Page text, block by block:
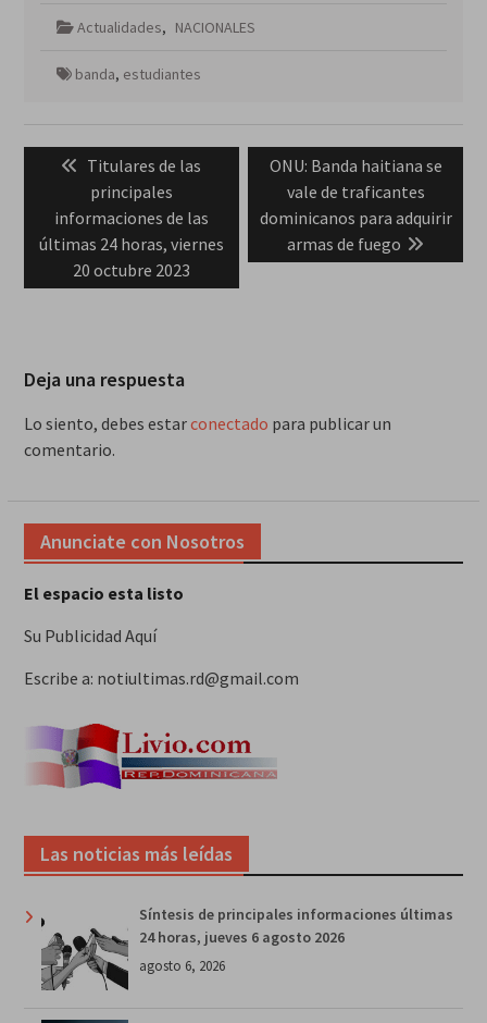
Actualidades, NACIONALES
banda, estudiantes
Navegación
entradas
Previous
post:
Titulares de las
principales
informaciones de las
últimas 24 horas, viernes
20 octubre 2023
Next
post:
ONU: Banda haitiana se
vale de traficantes
dominicanos para adquirir
armas de fuego
Deja una respuesta
Lo siento, debes estarconectado para publicar un
comentario.
Anunciate con Nosotros
El espacio esta listo
Su Publicidad Aquí
Escribe a: notiultimas.rd@gmail.com
Las noticias más leídas
Síntesis de principales informaciones últimas
24 horas, jueves 6 agosto 2026
agosto 6, 2026